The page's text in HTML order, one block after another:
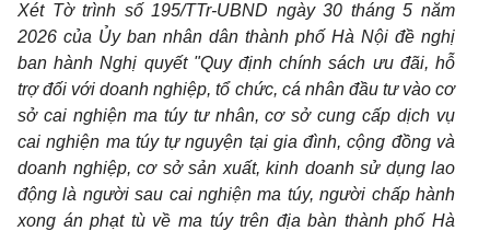
Xét Tờ trình số 195/TTr-UBND ngày 30 tháng 5 năm
2026 của Ủy ban nhân dân thành phố Hà Nội đề nghị
ban hành Nghị quyết "Quy định chính sách ưu đãi, hỗ
trợ đối với doanh nghiệp, tổ chức, cá nhân đầu tư vào cơ
sở cai nghiện ma túy tư nhân, cơ sở cung cấp dịch vụ
cai nghiện ma túy tự nguyện tại gia đình, cộng đồng và
doanh nghiệp, cơ sở sản xuất, kinh doanh sử dụng lao
động là người sau cai nghiện ma túy, người chấp hành
xong án phạt tù về ma túy trên địa bàn thành phố Hà